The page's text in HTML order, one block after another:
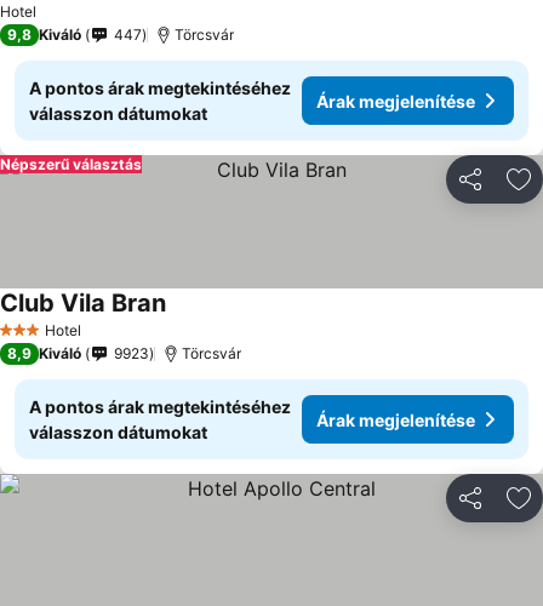
Hotel
9,8 Kiváló 447 Törcsvár
A pontos árak megtekintéséhez
válasszon dátumokat
Árak megjelenítése
Népszerű választás
3 Kategória
Hotel
Club Vila Bran
8,9 Kiváló 9923 Törcsvár
A pontos árak megtekintéséhez
válasszon dátumokat
Árak megjelenítése